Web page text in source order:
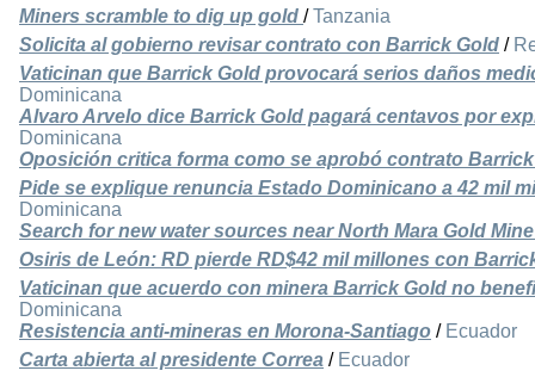
Miners scramble to dig up gold /Tanzania
Solicita al gobierno revisar contrato con Barrick Gold /
Vaticinan que Barrick Gold provocará serios daños
Dominicana
Alvaro Arvelo dice Barrick Gold pagará centavos por
Dominicana
Oposición critica forma como se aprobó contrato
Pide se explique renuncia Estado Dominicano a 42 mil
Dominicana
Search for new water sources near North Mara Gold
Osiris de León: RD pierde RD$42 mil millones con
Vaticinan que acuerdo con minera Barrick Gold no
Dominicana
Resistencia anti-mineras en Morona-Santiago / Ecuador
Carta abierta al presidente Correa / Ecuador